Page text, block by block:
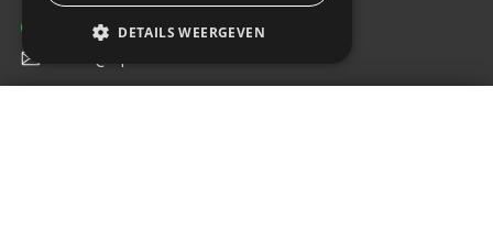
+31(0)85 486 83 17
DETAILS WEERGEVEN